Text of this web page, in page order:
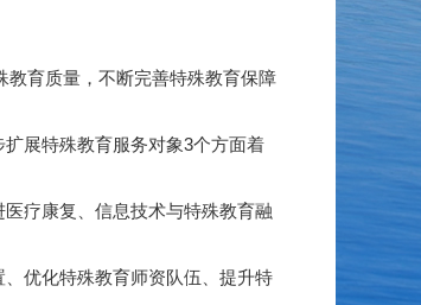
育质量，不断完善特殊教育保障
展特殊教育服务对象3个方面着
疗康复、信息技术与特殊教育融
优化特殊教育师资队伍、提升特